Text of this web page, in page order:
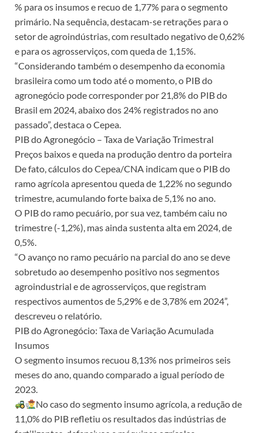
% para os insumos e recuo de 1,77% para o segmento
primário. Na sequência, destacam-se retrações para o
setor de agroindústrias, com resultado negativo de 0,62%
e para os agrosserviços, com queda de 1,15%.
“Considerando também o desempenho da economia
brasileira como um todo até o momento, o PIB do
agronegócio pode corresponder por 21,8% do PIB do
Brasil em 2024, abaixo dos 24% registrados no ano
passado”, destaca o Cepea.
PIB do Agronegócio – Taxa de Variação Trimestral
Preços baixos e queda na produção dentro da porteira
De fato, cálculos do Cepea/CNA indicam que o PIB do
ramo agrícola apresentou queda de 1,22% no segundo
trimestre, acumulando forte baixa de 5,1% no ano.
O PIB do ramo pecuário, por sua vez, também caiu no
trimestre (-1,2%), mas ainda sustenta alta em 2024, de
0,5%.
“O avanço no ramo pecuário na parcial do ano se deve
sobretudo ao desempenho positivo nos segmentos
agroindustrial e de agrosserviços, que registram
respectivos aumentos de 5,29% e de 3,78% em 2024”,
descreveu o relatório.
PIB do Agronegócio: Taxa de Variação Acumulada
Insumos
O segmento insumos recuou 8,13% nos primeiros seis
meses do ano, quando comparado a igual período de
2023.
No caso do segmento insumo agrícola, a redução de
11,0% do PIB refletiu os resultados das indústrias de